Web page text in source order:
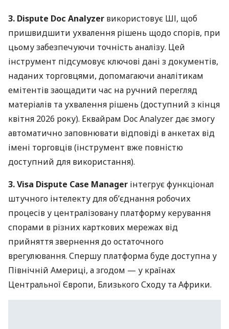
3. Dispute Doc Analyzer використовує ШІ, щоб
пришвидшити ухвалення рішень щодо спорів, при
цьому забезпечуючи точність аналізу. Цей
інструмент підсумовує ключові дані з документів,
наданих торговцями, допомагаючи аналітикам
емітентів заощадити час на ручний перегляд
матеріалів та ухвалення рішень (доступний з кінця
квітня 2026 року). Еквайрам Doc Analyzer дає змогу
автоматично заповнювати відповіді в анкетах від
імені торговців (інструмент вже повністю
доступний для використання).
3. Visa Dispute Case Manager інтегрує функціонал
штучного інтелекту для об’єднання робочих
процесів у централізовану платформу керування
спорами в різних карткових мережах від
прийняття звернення до остаточного
врегулювання. Спершу платформа буде доступна у
Північній Америці, а згодом — у країнах
Центральної Європи, Близького Сходу та Африки.